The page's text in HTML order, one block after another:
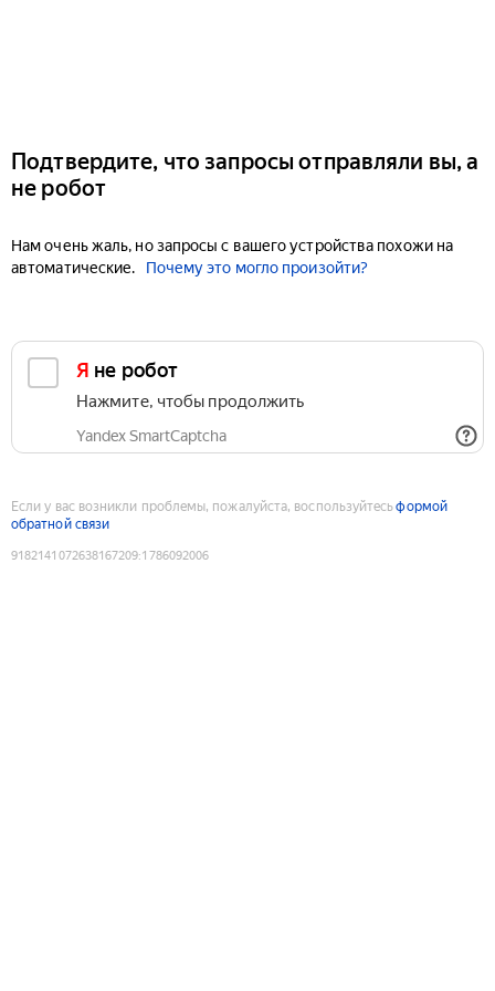
Подтвердите, что запросы отправляли вы, а
не робот
Нам очень жаль, но запросы с вашего устройства похожи на
автоматические.
Почему это могло произойти?
Я не робот
Нажмите, чтобы продолжить
Yandex SmartCaptcha
Если у вас возникли проблемы, пожалуйста, воспользуйтесьформой
обратной связи
9182141072638167209:1786092006